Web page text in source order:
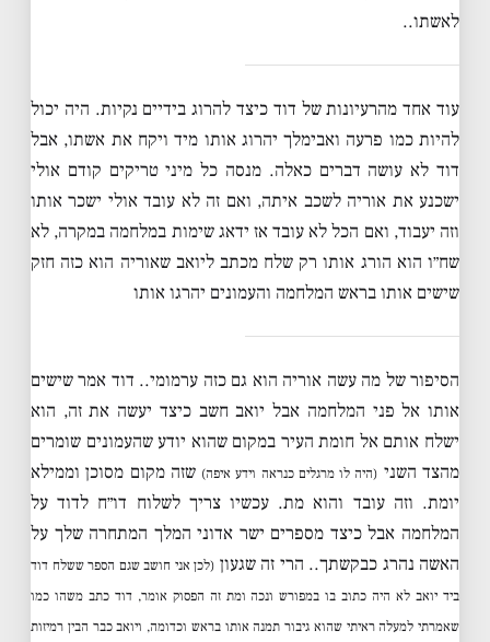
לאשתו..
עוד אחד מהרעיונות של דוד כיצד להרוג בידיים נקיות. היה יכול
להיות כמו פרעה ואבימלך יהרוג אותו מיד ויקח את אשתו, אבל
דוד לא עושה דברים כאלה. מנסה כל מיני טריקים קודם אולי
ישכנע את אוריה לשכב איתה, ואם זה לא עובד אולי ישכר אותו
וזה יעבוד, ואם הכל לא עובד אז ידאג שימות במלחמה במקרה, לא
שח״ו הוא הורג אותו רק שלח מכתב ליואב שאוריה הוא כזה חזק
שישים אותו בראש המלחמה והעמונים יהרגו אותו
הסיפור של מה עשה אוריה הוא גם כזה ערמומי.. דוד אמר שישים
אותו אל פני המלחמה אבל יואב חשב כיצד יעשה את זה, הוא
ישלח אותם אל חומת העיר במקום שהוא יודע שהעמונים שומרים
מהצד השני (היה לו מרגלים כנראה וידע איפה) שזה מקום מסוכן וממילא
יומת. וזה עובד והוא מת. עכשיו צריך לשלוח דו״ח לדוד על
המלחמה אבל כיצד מספרים ישר אדוני המלך המתחרה שלך על
האשה נהרג כבקשתך.. הרי זה שגעון (לכן אני חושב שגם הספר ששלח דוד
ביד יואב לא היה כתוב בו במפורש ונכה ומת זה הפסוק אומר, דוד כתב משהו כמו
שאמרתי למעלה ראיתי שהוא גיבור תמנה אותו בראש וכדומה, ויואב כבר הבין רמיזות